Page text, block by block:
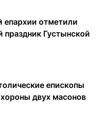
епархии отметили
праздник Густынской
епископы
двух масонов